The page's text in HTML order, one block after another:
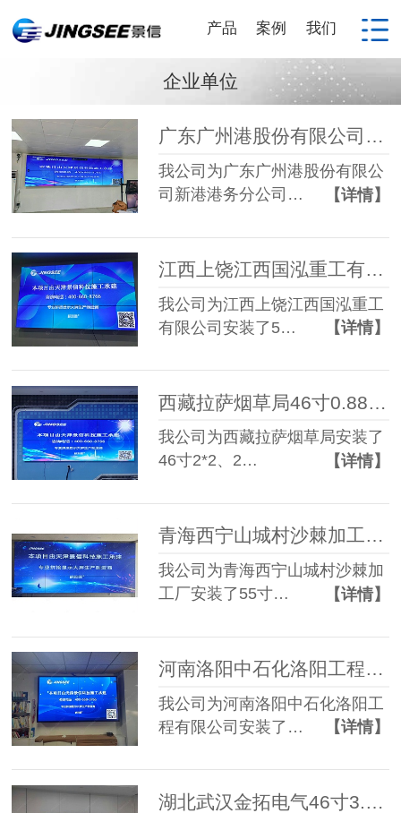
产品 案例 我们
企业单位
广东广州港股份有限公司新港港务分公司55寸3.5mm 2*4液晶拼接屏
我公司为广东广州港股份有限公
司新港港务分公司…
【详情】
江西上饶江西国泓重工有限公司55寸3.5mm 3*3液晶拼接屏
我公司为江西上饶江西国泓重工
有限公司安装了5…
【详情】
我公司为西藏拉萨烟草局安装了
46寸2*2、2…
【详情】
青海西宁山城村沙棘加工厂55寸1.7mm 3*4液晶拼接屏
我公司为青海西宁山城村沙棘加
工厂安装了55寸…
【详情】
河南洛阳中石化洛阳工程有限公司55寸0.88mm 2*2液晶拼接屏
我公司为河南洛阳中石化洛阳工
程有限公司安装了…
【详情】
湖北武汉金拓电气46寸3.5mm 3*3+55寸3.5mm 2*2液晶拼接屏